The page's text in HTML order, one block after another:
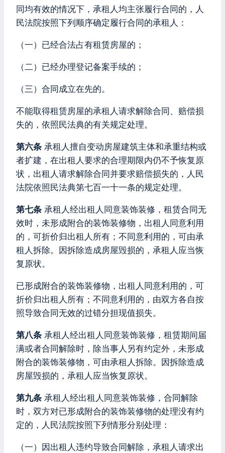
同均有效的情况下，承租人均主张履行合同的，人
民法院按照下列顺序确定履行合同的承租人：
（一）已经合法占有租赁房屋的；
（二）已经办理登记备案手续的；
（三）合同成立在先的。
不能取得租赁房屋的承租人请求解除合同、赔偿损
失的，依照民法典的有关规定处理。
第六条 承租人擅自变动房屋建筑主体和承重结构或
者扩建，在出租人要求的合理期限内仍不予恢复原
状，出租人请求解除合同并要求赔偿损失的，人民
法院依照民法典第七百一十一条的规定处理。
第七条 承租人经出租人同意装饰装修，租赁合同无
效时，未形成附合的装饰装修物，出租人同意利用
的，可折价归出租人所有；不同意利用的，可由承
租人拆除。因拆除造成房屋毁损的，承租人应当恢
复原状。
已形成附合的装饰装修物，出租人同意利用的，可
折价归出租人所有；不同意利用的，由双方各自按
照导致合同无效的过错分担现值损失。
第八条 承租人经出租人同意装饰装修，租赁期间届
满或者合同解除时，除当事人另有约定外，未形成
附合的装饰装修物，可由承租人拆除。因拆除造成
房屋毁损的，承租人应当恢复原状。
第九条 承租人经出租人同意装饰装修，合同解除
时，双方对已形成附合的装饰装修物的处理没有约
定的，人民法院按照下列情形分别处理：
（一）因出租人违约导致合同解除，承租人请求出